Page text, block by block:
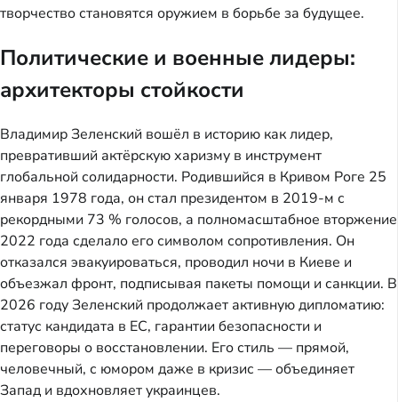
творчество становятся оружием в борьбе за будущее.
Политические и военные лидеры:
архитекторы стойкости
Владимир Зеленский вошёл в историю как лидер,
превративший актёрскую харизму в инструмент
глобальной солидарности. Родившийся в Кривом Роге 25
января 1978 года, он стал президентом в 2019-м с
рекордными 73 % голосов, а полномасштабное вторжение
2022 года сделало его символом сопротивления. Он
отказался эвакуироваться, проводил ночи в Киеве и
объезжал фронт, подписывая пакеты помощи и санкции. В
2026 году Зеленский продолжает активную дипломатию:
статус кандидата в ЕС, гарантии безопасности и
переговоры о восстановлении. Его стиль — прямой,
человечный, с юмором даже в кризис — объединяет
Запад и вдохновляет украинцев.